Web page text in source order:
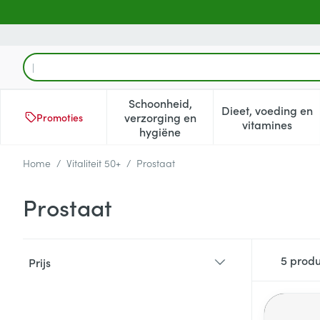
Product, merk, categorie...
Promoties
Schoonheid,
verzorging en
hygiëne
Toon submenu voor
Dieet, voeding en
vitamines
Toon
Home / Vitaliteit 50+ / Prostaat
Prostaat
Prijs
5